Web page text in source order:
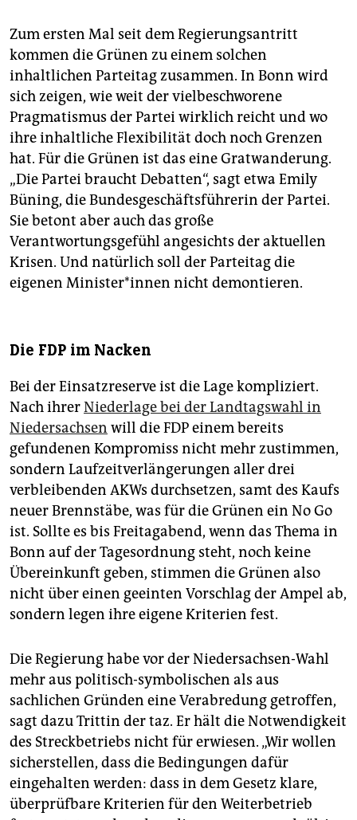
Zum ersten Mal seit dem Regierungsantritt
kommen die Grünen zu einem solchen
inhaltlichen Parteitag zusammen. In Bonn wird
sich zeigen, wie weit der vielbeschworene
Pragmatismus der Partei wirklich reicht und wo
ihre inhaltliche Flexibilität doch noch Grenzen
hat. Für die Grünen ist das eine Gratwanderung.
„Die Partei braucht Debatten“, sagt etwa Emily
Büning, die Bundesgeschäftsführerin der Partei.
Sie betont aber auch das große
Verantwortungsgefühl angesichts der aktuellen
Krisen. Und natürlich soll der Parteitag die
eigenen Mi­nis­te­r*in­nen nicht demontieren.
Die FDP im Nacken
Bei der Einsatzreserve ist die Lage kompliziert.
Nach ihrerNiederlage bei der Landtagswahl in
Niedersachsen will die FDP einem bereits
gefundenen Kompromiss nicht mehr zustimmen,
sondern Laufzeitverlängerungen aller drei
verbleibenden AKWs durchsetzen, samt des Kaufs
neuer Brennstäbe, was für die Grünen ein No Go
ist. Sollte es bis Freitagabend, wenn das Thema in
Bonn auf der Tagesordnung steht, noch keine
Übereinkunft geben, stimmen die Grünen also
nicht über einen geeinten Vorschlag der Ampel ab,
sondern legen ihre eigene Kriterien fest.
Die Regierung habe vor der Niedersachsen-Wahl
mehr aus politisch-symbolischen als aus
sachlichen Gründen eine Verabredung getroffen,
sagt dazu Trittin der taz. Er hält die Notwendigkeit
des Streckbetriebs nicht für erwiesen. „Wir wollen
sicherstellen, dass die Bedingungen dafür
eingehalten werden: dass in dem Gesetz klare,
überprüfbare Kriterien für den Weiterbetrieb